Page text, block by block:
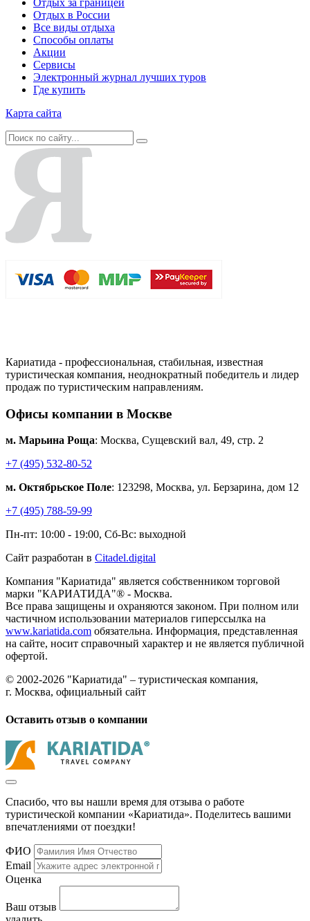
Отдых в России
Все виды отдыха
Способы оплаты
Акции
Сервисы
Электронный журнал лучших туров
Где купить
Карта сайта
Кариатида - профессиональная, стабильная, известная
туристическая компания, неоднократный победитель и лидер
продаж по туристическим направлениям.
Офисы компании в Москве
м. Марьина Роща: Москва, Сущевский вал, 49, стр. 2
+7 (495) 532-80-52
м. Октябрьское Поле: 123298, Москва, ул. Берзарина, дом 12
+7 (495) 788-59-99
Пн-пт: 10:00 - 19:00, Сб-Вс: выходной
Сайт разработан в Citadel.digital
Компания "Кариатида" является собственником торговой
марки "КАРИАТИДА"® - Москва.
Все права защищены и охраняются законом. При полном или
частичном использовании материалов гиперссылка на
www.kariatida.com обязательна. Информация, представленная
на сайте, носит справочный характер и не является публичной
офертой.
© 2002-2026 "Кариатида" – туристическая компания,
г. Москва, официальный сайт
Оставить отзыв о компании
Спасибо, что вы нашли время для отзыва о работе
туристической компании «Кариатида». Поделитесь вашими
впечатлениями от поездки!
ФИО
Email
Оценка
Ваш отзыв